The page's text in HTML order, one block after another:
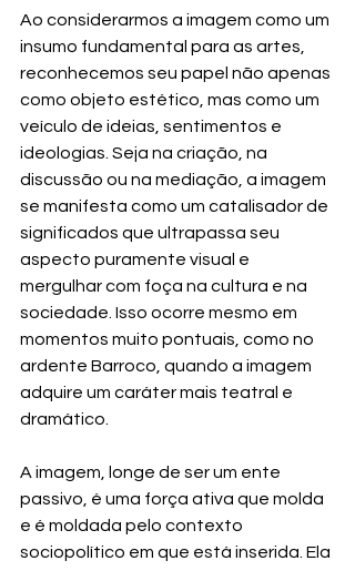
Ao considerarmos a imagem como um
insumo fundamental para as artes,
reconhecemos seu papel não apenas
como objeto estético, mas como um
veículo de ideias, sentimentos e
ideologias. Seja na criação, na
discussão ou na mediação, a imagem
se manifesta como um catalisador de
significados que ultrapassa seu
aspecto puramente visual e
mergulhar com foça na cultura e na
sociedade. Isso ocorre mesmo em
momentos muito pontuais, como no
ardente Barroco, quando a imagem
adquire um caráter mais teatral e
dramático.
A imagem, longe de ser um ente
passivo, é uma força ativa que molda
e é moldada pelo contexto
sociopolítico em que está inserida. Ela